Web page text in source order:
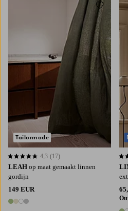
LEAH op maat gemaakt linnen
gordijn
149 EUR
4 kleuren
4,3 op basis van 17 beoordelingen
4,3 (17)
Tailormade
220